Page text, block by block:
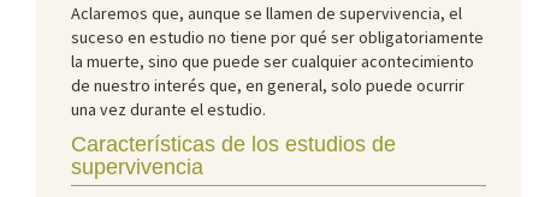
Aclaremos que, aunque se llamen de supervivencia, el
suceso en estudio no tiene por qué ser obligatoriamente
la muerte, sino que puede ser cualquier acontecimiento
de nuestro interés que, en general, solo puede ocurrir
una vez durante el estudio.
Características de los estudios de
supervivencia